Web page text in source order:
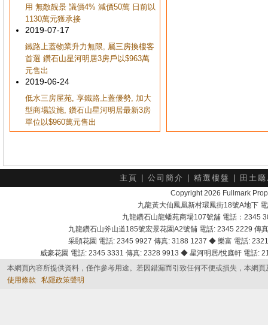
用 無敵靚景 議價4% 減價50萬 日前以
1130萬元獲承接
2019-07-17
鐵路上蓋物業升力無限, 屬三房換樓客
首選 鑽石山星河明居3房戶以$963萬
元售出
2019-06-24
低水三房屋苑, 享鐵路上蓋優勢, 加大
型商場設施, 鑽石山星河明居最新3房
單位以$960萬元售出
主頁 公司簡介 精選樓盤 田土
Copyright 2026 Fullmark
九龍黃大仙鳳凰新村環鳳街18號A地下
九龍鑽石山龍蟠苑商場107號舖 電話：2345
九龍鑽石山斧山道185號宏景花園A2號舖 電話: 2345 2229
采頣花園 電話: 2345 9927 傳真: 3188 1237 ◆ 樂富 電話:
威豪花園 電話: 2345 3331 傳真: 2328 9913 ◆ 星河明居/悅庭軒 電話
本網頁內容所提供資料，僅作參考用途。若因錯漏而引致任何不便或損失，本網
使用條款
私隱政策聲明